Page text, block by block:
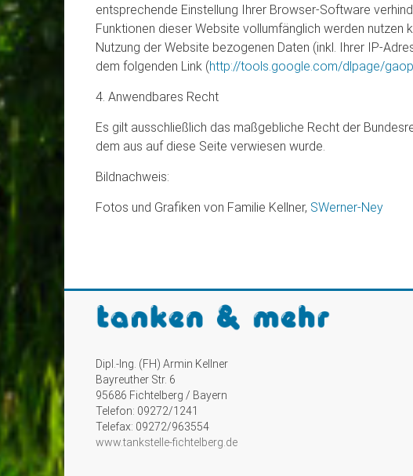
entsprechende Einstellung Ihrer Browser-Software
Funktionen dieser Website vollumfänglich werden nutzen
Nutzung der Website bezogenen Daten (inkl. Ihrer IP-
dem folgenden Link (http://tools.google.com/dlpage/
4. Anwendbares Recht
Es gilt ausschließlich das maßgebliche Recht der
dem aus auf diese Seite verwiesen wurde.
Bildnachweis:
Fotos und Grafiken von Familie Kellner, SWerner-Ney
Dipl.-Ing. (FH) Armin Kellner
Bayreuther Str. 6
95686 Fichtelberg / Bayern
Telefon: 09272/1241
Telefax: 09272/963554
www.tankstelle-fichtelberg.de